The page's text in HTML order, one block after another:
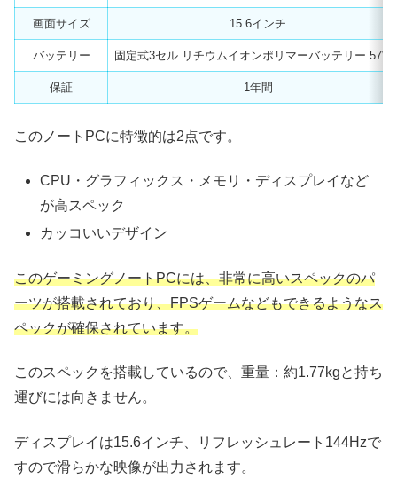
画面サイズ 15.6インチ
バッテリー 固定式3セル リチウムイオンポリマーバッテリー
保証 1年間
このノートPCに特徴的は2点です。
CPU・グラフィックス・メモリ・ディスプレイなど
が高スペック
カッコいいデザイン
このゲーミングノートPCには、非常に高いスペックのパ
ーツが搭載されており、FPSゲームなどもできるようなス
ペックが確保されています。
このスペックを搭載しているので、重量：約1.77kgと持ち
運びには向きません。
ディスプレイは15.6インチ、リフレッシュレート144Hzで
すので滑らかな映像が出力されます。